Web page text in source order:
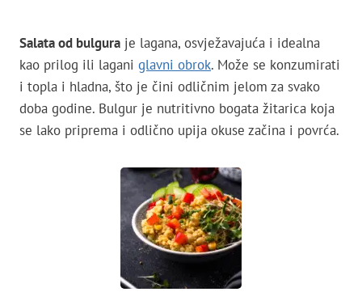
Salata od bulgura je lagana, osvježavajuća i idealna
kao prilog ili lagani glavni obrok. Može se konzumirati
i topla i hladna, što je čini odličnim jelom za svako
doba godine. Bulgur je nutritivno bogata žitarica koja
se lako priprema i odlično upija okuse začina i povrća.